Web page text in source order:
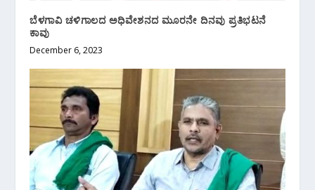
ಬೆಳಗಾವಿ ಚಳಿಗಾಲದ ಅಧಿವೇಶನದ ಮೂರನೇ ದಿನವು ಪ್ರತಿಭಟನೆ
ಕಾವು
December 6, 2023